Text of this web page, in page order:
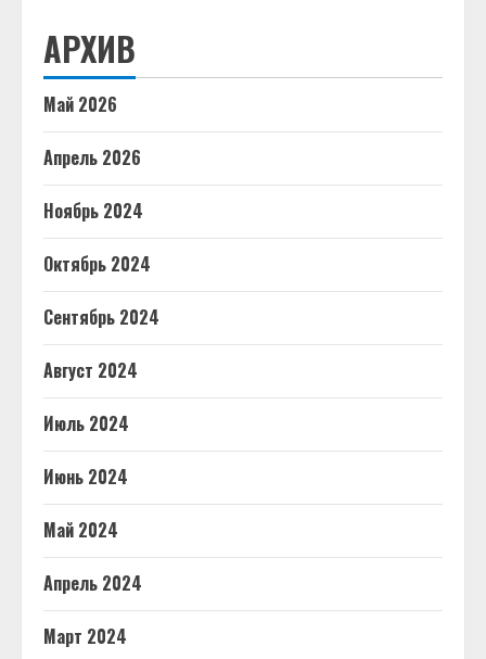
АРХИВ
Май 2026
Апрель 2026
Ноябрь 2024
Октябрь 2024
Сентябрь 2024
Август 2024
Июль 2024
Июнь 2024
Май 2024
Апрель 2024
Март 2024